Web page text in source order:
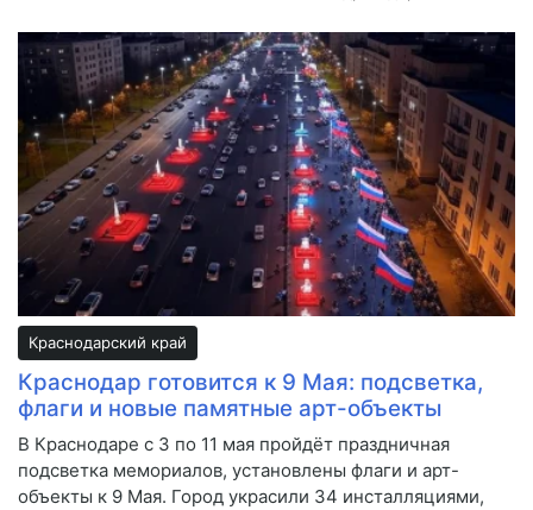
Краснодарский край
Краснодар готовится к 9 Мая: подсветка,
флаги и новые памятные арт-объекты
В Краснодаре с 3 по 11 мая пройдёт праздничная
подсветка мемориалов, установлены флаги и арт-
объекты к 9 Мая. Город украсили 34 инсталляциями,